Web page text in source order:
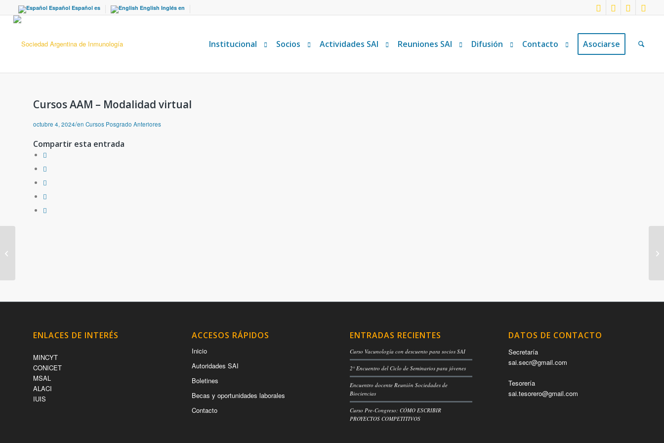
Español Español es English Inglés en
Institucional Socios Actividades SAI Reuniones SAI Difusión Contacto Asociarse
Cursos AAM – Modalidad virtual
octubre 4, 2024/en Cursos Posgrado Anteriores
Compartir esta entrada
ENLACES DE INTERÉS
MINCYT
CONICET
MSAL
ALACI
IUIS
ACCESOS RÁPIDOS
Inicio
Autoridades SAI
Boletines
Becas y oportunidades laborales
Contacto
ENTRADAS RECIENTES
Curso Vacunología con descuento para socios SAI
2° Encuentro del Ciclo de Seminarios para jóvenes
Encuentro docente Reunión Sociedades de
Biociencias
Curso Pre-Congreso: CÓMO ESCRIBIR
PROYECTOS COMPETITIVOS
DATOS DE CONTACTO
Secretaría
sai.secr@gmail.com
Tesorería
sai.tesorero@gmail.com